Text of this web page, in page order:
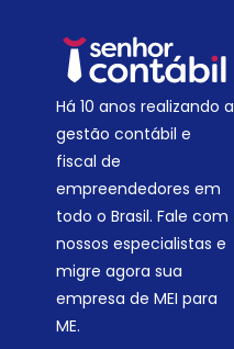
Há 10 anos realizando a
gestão contábil e
fiscal de
empreendedores em
todo o Brasil. Fale com
nossos especialistas e
migre agora sua
empresa de MEI para
ME.